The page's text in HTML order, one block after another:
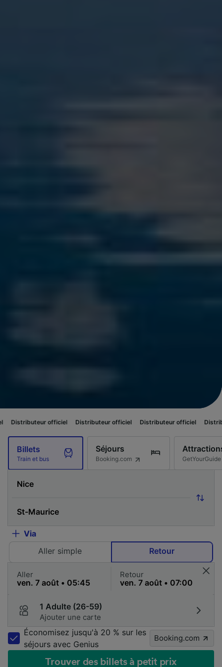
officiel Distributeur officiel Distributeur officiel Distributeur
Billets
Train et bus
Séjours
Booking.com GetYourGuide
Via
Aller simple
Retour
Aller Retour
1 Adulte (26-59)
Ajouter une carte
Économisez jusqu'à 20 % sur les
séjours avec Genius
Booking.com
Trouver des billets à petit prix